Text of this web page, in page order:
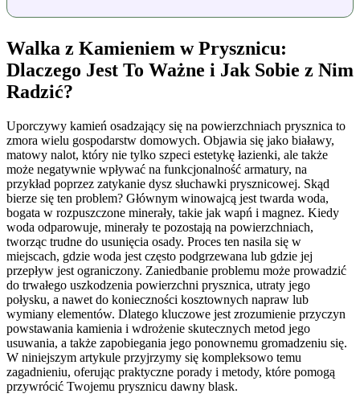
Walka z Kamieniem w Prysznicu:
Dlaczego Jest To Ważne i Jak Sobie z Nim
Radzić?
Uporczywy kamień osadzający się na powierzchniach prysznica to
zmora wielu gospodarstw domowych. Objawia się jako białawy,
matowy nalot, który nie tylko szpeci estetykę łazienki, ale także
może negatywnie wpływać na funkcjonalność armatury, na
przykład poprzez zatykanie dysz słuchawki prysznicowej. Skąd
bierze się ten problem? Głównym winowajcą jest twarda woda,
bogata w rozpuszczone minerały, takie jak wapń i magnez. Kiedy
woda odparowuje, minerały te pozostają na powierzchniach,
tworząc trudne do usunięcia osady. Proces ten nasila się w
miejscach, gdzie woda jest często podgrzewana lub gdzie jej
przepływ jest ograniczony. Zaniedbanie problemu może prowadzić
do trwałego uszkodzenia powierzchni prysznica, utraty jego
połysku, a nawet do konieczności kosztownych napraw lub
wymiany elementów. Dlatego kluczowe jest zrozumienie przyczyn
powstawania kamienia i wdrożenie skutecznych metod jego
usuwania, a także zapobiegania jego ponownemu gromadzeniu się.
W niniejszym artykule przyjrzymy się kompleksowo temu
zagadnieniu, oferując praktyczne porady i metody, które pomogą
przywrócić Twojemu prysznicu dawny blask.